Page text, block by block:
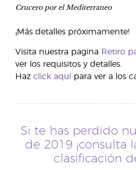
Crucero por el Mediterraneo
¡Más detalles próximamente!
Visita nuestra pagina Retiro
ver los requisitos y detalles.
Haz click aquí para ver a los
Si te has perdido
de 2019 ¡consulta
clasificación